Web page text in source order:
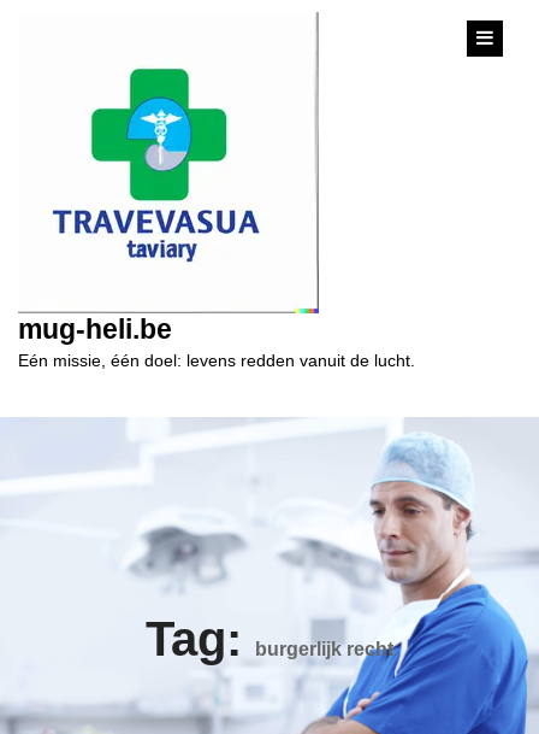
mug-heli.be
Eén missie, één doel: levens redden vanuit de lucht.
Tag: burgerlijk recht